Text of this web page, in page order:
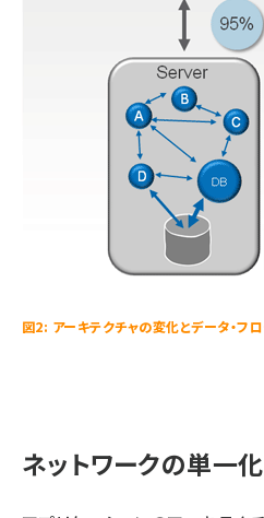
図2: アーキテクチャの変化とデータ・フ
ネットワークの単一